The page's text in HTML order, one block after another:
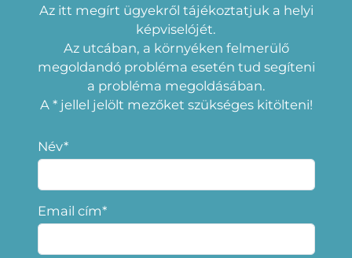
Az itt megírt ügyekről tájékoztatjuk a helyi
képviselójét.
Az utcában, a környéken felmerülő
megoldandó probléma esetén tud segíteni
a probléma megoldásában.
A * jellel jelölt mezőket szükséges kitölteni!
Név*
Email cím*